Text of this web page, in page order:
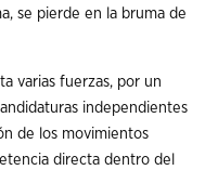
se pierde en la bruma de
varias fuerzas, por un
independientes
de los movimientos
directa dentro del